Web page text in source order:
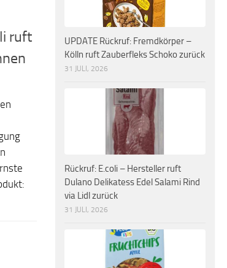
ruft
UPDATE Rückruf: Fremdkörper –
Kölln ruft Zauberfleks Schoko zurück
31 JULI, 2026
Rückruf: E.coli – Hersteller ruft
Dulano Delikatess Edel Salami Rind
via Lidl zurück
31 JULI, 2026